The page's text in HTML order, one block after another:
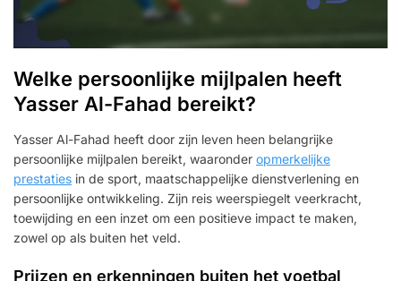
Welke persoonlijke mijlpalen heeft
Yasser Al-Fahad bereikt?
Yasser Al-Fahad heeft door zijn leven heen belangrijke
persoonlijke mijlpalen bereikt, waaronder opmerkelijke
prestaties in de sport, maatschappelijke dienstverlening en
persoonlijke ontwikkeling. Zijn reis weerspiegelt veerkracht,
toewijding en een inzet om een positieve impact te maken,
zowel op als buiten het veld.
Prijzen en erkenningen buiten het voetbal